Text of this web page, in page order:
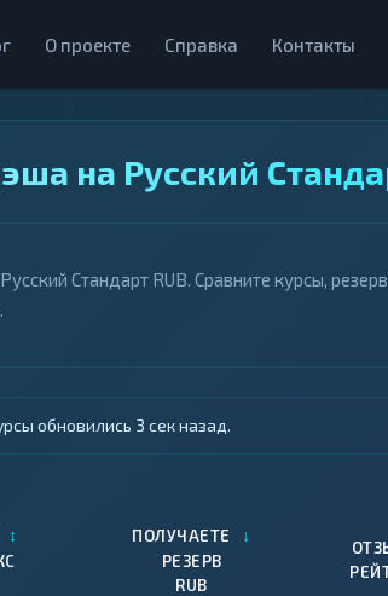
О проекте Справка Контакты
на Русский
Стандарт RUB. Сравните курсы,
обновились 4 сек назад.
↕ ПОЛУЧАЕТЕ ↓
РЕЗЕРВ
RUB